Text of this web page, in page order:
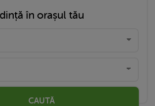
în orașul tău
CAUTĂ